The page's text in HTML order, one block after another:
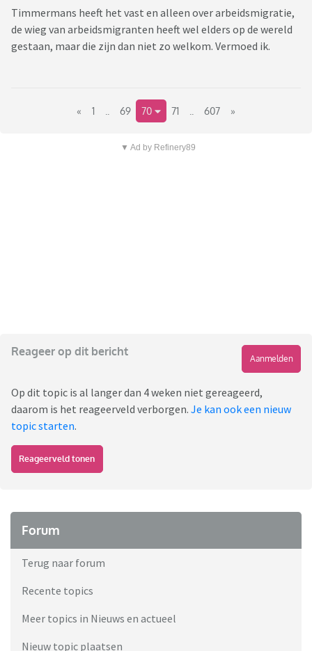
Timmermans heeft het vast en alleen over arbeidsmigratie,
de wieg van arbeidsmigranten heeft wel elders op de wereld
gestaan, maar die zijn dan niet zo welkom. Vermoed ik.
« 1 69 70 71 607 »
▼ Ad by Refinery89
Reageer op dit bericht
Aanmelden
Op dit topic is al langer dan 4 weken niet gereageerd,
daarom is het reageerveld verborgen. Je kan ook een nieuw
topic starten.
Reageerveld tonen
Forum
Terug naar forum
Recente topics
Meer topics in Nieuws en actueel
Nieuw topic plaatsen